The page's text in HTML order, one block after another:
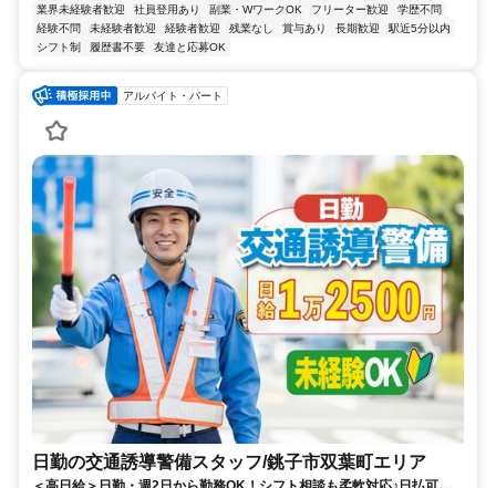
業界未経験者歓迎 社員登用あり 副業・WワークOK フリーター歓迎
学歴不問
経験不問
未経験者歓迎 経験者歓迎 残業なし 賞与あり 長期歓迎
駅近5分以内
シフト制
履歴書不要 友達と応募OK
アルバイト・パート
日勤の交通誘導警備スタッフ/銚子市双葉町エリア